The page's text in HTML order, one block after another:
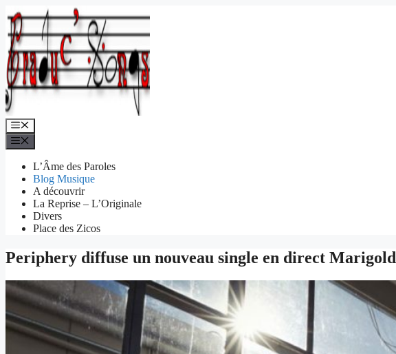
Aller
au
contenu
Menu
L’Âme des Paroles
Blog Musique
A découvrir
La Reprise – L’Originale
Divers
Place des Zicos
Periphery diffuse un nouveau single en direct Marigold